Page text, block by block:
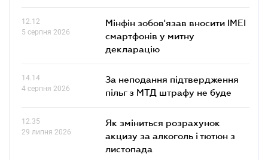
12.12
5 серпня 2026
Мінфін зобов'язав вносити IMEI
смартфонів у митну
декларацію
14.14
4 серпня 2026
За неподання підтвердження
пільг з МТД штрафу не буде
12.35
29 липня 2026
Як зміниться розрахунок
акцизу за алкоголь і тютюн з
листопада